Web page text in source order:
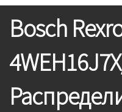
Bosch